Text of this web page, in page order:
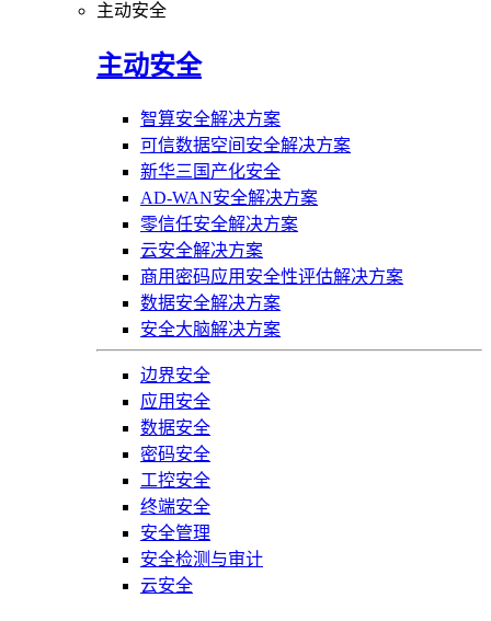
主动安全
主动安全
智算安全解决方案
可信数据空间安全解决方案
新华三国产化安全
AD-WAN安全解决方案
零信任安全解决方案
云安全解决方案
商用密码应用安全性评估解决方案
数据安全解决方案
安全大脑解决方案
边界安全
应用安全
数据安全
密码安全
工控安全
终端安全
安全管理
安全检测与审计
云安全